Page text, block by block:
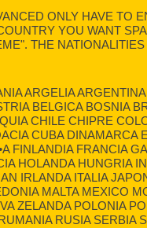
ONLY HAVE TO
YOU WANT
THE NATIONALITIES
ARGELIA
BELGICA BOSNIA
CHILE CHIPRE
CUBA DINAMARCA
FINLANDIA FRANCIA
HOLANDA HUNGRIA
IRLANDA ITALIA
MALTA MEXICO
ZELANDA POLONIA
RUSIA SERBIA